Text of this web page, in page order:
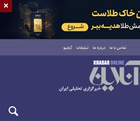
تماس با ما درباره ما تبلیغات آرشیو
×